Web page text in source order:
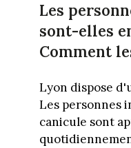
Les
sont-elles
Comment
Lyon dispose
Les personnes
canicule sont